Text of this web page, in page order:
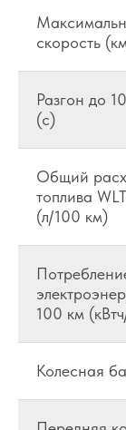
скорость
Разгон до
(с)
Общий
топлива
(л/100 км)
100 км
Колесная